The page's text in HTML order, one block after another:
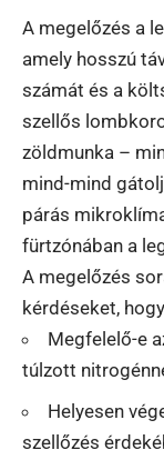
A megelőzés a
amely hosszú
számát és a
szellős
zöldmunka –
mind-mind
párás
fürtzónában a
A megelőzés
kérdéseket,
Megfelelő-e
túlzott
Helyesen
szellőzés